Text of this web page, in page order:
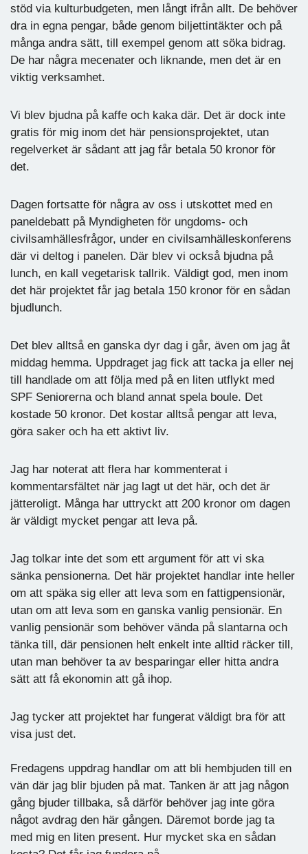
stöd via kulturbudgeten, men långt ifrån allt. De behöver
dra in egna pengar, både genom biljettintäkter och på
många andra sätt, till exempel genom att söka bidrag.
De har några mecenater och liknande, men det är en
viktig verksamhet.
Vi blev bjudna på kaffe och kaka där. Det är dock inte
gratis för mig inom det här pensionsprojektet, utan
regelverket är sådant att jag får betala 50 kronor för
det.
Dagen fortsatte för några av oss i utskottet med en
paneldebatt på Myndigheten för ungdoms- och
civilsamhällesfrågor, under en civilsamhälleskonferens
där vi deltog i panelen. Där blev vi också bjudna på
lunch, en kall vegetarisk tallrik. Väldigt god, men inom
det här projektet får jag betala 150 kronor för en sådan
bjudlunch.
Det blev alltså en ganska dyr dag i går, även om jag åt
middag hemma. Uppdraget jag fick att tacka ja eller nej
till handlade om att följa med på en liten utflykt med
SPF Seniorerna och bland annat spela boule. Det
kostade 50 kronor. Det kostar alltså pengar att leva,
göra saker och ha ett aktivt liv.
Jag har noterat att flera har kommenterat i
kommentarsfältet när jag lagt ut det här, och det är
jätteroligt. Många har uttryckt att 200 kronor om dagen
är väldigt mycket pengar att leva på.
Jag tolkar inte det som ett argument för att vi ska
sänka pensionerna. Det här projektet handlar inte heller
om att späka sig eller att leva som en fattigpensionär,
utan om att leva som en ganska vanlig pensionär. En
vanlig pensionär som behöver vända på slantarna och
tänka till, där pensionen helt enkelt inte alltid räcker till,
utan man behöver ta av besparingar eller hitta andra
sätt att få ekonomin att gå ihop.
Jag tycker att projektet har fungerat väldigt bra för att
visa just det.
Fredagens uppdrag handlar om att bli hembjuden till en
vän där jag blir bjuden på mat. Tanken är att jag någon
gång bjuder tillbaka, så därför behöver jag inte göra
något avdrag den här gången. Däremot borde jag ta
med mig en liten present. Hur mycket ska en sådan